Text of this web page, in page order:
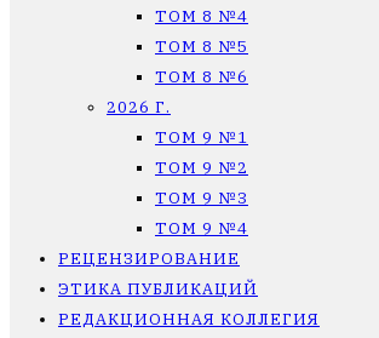
ТОМ 8 №4
ТОМ 8 №5
ТОМ 8 №6
2026 Г.
ТОМ 9 №1
ТОМ 9 №2
ТОМ 9 №3
ТОМ 9 №4
РЕЦЕНЗИРОВАНИЕ
ЭТИКА ПУБЛИКАЦИЙ
РЕДАКЦИОННАЯ КОЛЛЕГИЯ